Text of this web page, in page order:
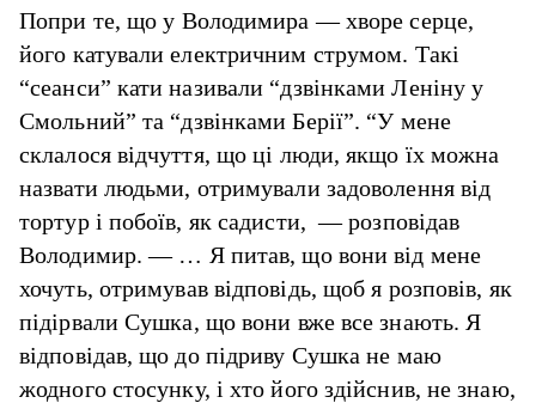
Попри те, що у Володимира — хворе серце,
його катували електричним струмом. Такі
“сеанси” кати називали “дзвінками Леніну у
Смольний” та “дзвінками Берії”. “У мене
склалося відчуття, що ці люди, якщо їх можна
назвати людьми, отримували задоволення від
тортур і побоїв, як садисти, — розповідав
Володимир. — … Я питав, що вони від мене
хочуть, отримував відповідь, щоб я розповів, як
підірвали Сушка, що вони вже все знають. Я
відповідав, що до підриву Сушка не маю
жодного стосунку, і хто його здійснив, не знаю,